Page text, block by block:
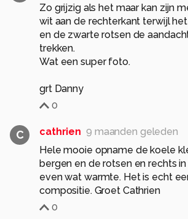
Zo grijzig als het maar kan zijn
wit aan de rechterkant terwijl
en de zwarte rotsen de
trekken.
Wat een super foto.
grt Danny
0
C cathrien 9 maanden geleden
Hele mooie opname de koele
bergen en de rotsen en rechts
even wat warmte. Het is echt
compositie. Groet Cathrien
0